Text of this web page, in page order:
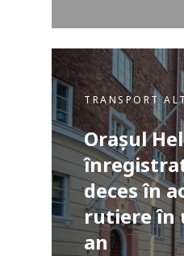
TRANSPORT
Orașul
deces în
rutiere în
an